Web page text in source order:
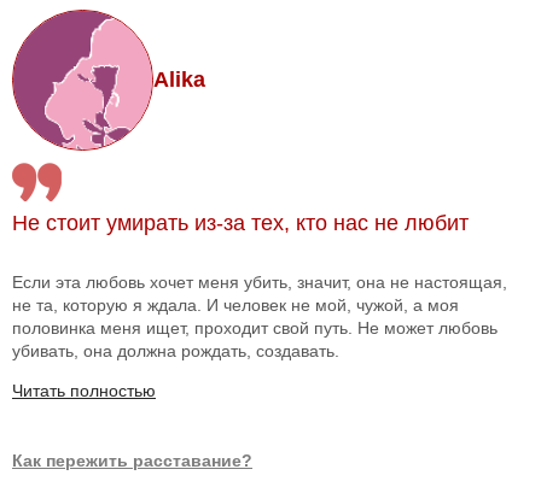
Alika
Не стоит умирать из-за тех, кто нас не любит
Если эта любовь хочет меня убить, значит, она не настоящая,
не та, которую я ждала. И человек не мой, чужой, а моя
половинка меня ищет, проходит свой путь. Не может любовь
убивать, она должна рождать, создавать.
Читать полностью
Как пережить расставание?